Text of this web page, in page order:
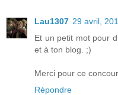
Lau1307 29 avril,
Et un petit mot pour
et à ton blog. ;)
Merci pour ce
Répondre